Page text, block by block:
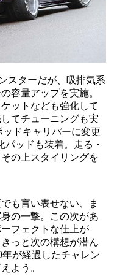
スターだが、吸排気系
容量アップを実施。
ットなども強化して
てチューニングも実
ドキャリパーに変更
ッドも装着。走る・
の上スタイリングを
も言い表せない、ま
の一撃。この次があ
フェクトな仕上が
っと次の構想が潜ん
が経過したチャレン
よう。